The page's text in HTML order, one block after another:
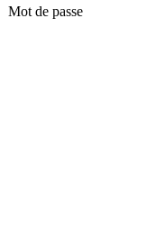
Mot de passe